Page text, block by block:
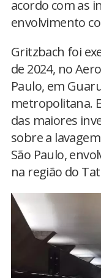
acordo com as
envolvimento
Gritzbach foi
de 2024, no
Paulo, em
metropolitana.
das maiores
sobre a
São Paulo,
na região do